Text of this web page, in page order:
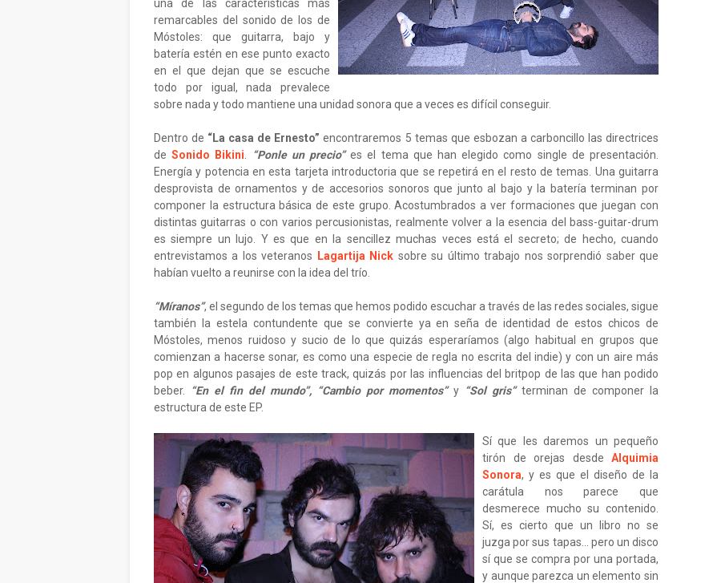
una de las características más
remarcables del sonido de los de
Móstoles: que guitarra, bajo y
batería estén en ese punto exacto
en el que dejan que se escuche
todo por igual, nada prevalece
sobre nada y todo mantiene una unidad sonora que a veces es difícil conseguir.
Dentro de “La casa de Ernesto” encontraremos 5 temas que esbozan a carboncillo las directrices
deSonido Bikini “Ponle un precio”es el tema que han elegido como single de presentación.
Energía y potencia en esta tarjeta introductoria que se repetirá en el resto de temas. Una guitarra
desprovista de ornamentos y de accesorios sonoros que junto al bajo y la batería terminan por
componer la estructura básica de este grupo. Acostumbrados a ver formaciones que juegan con
distintas guitarras o con varios percusionistas, realmente volver a la esencia del bass-guitar-drum
es siempre un lujo. Y es que en la sencillez muchas veces está el secreto; de hecho, cuando
entrevistamos a los veteranos
Lagartija Nick sobre su último trabajo nos sorprendió saber que
habían vuelto a reunirse con la idea del trío.
“Míranos”, el segundo de los temas que hemos podido escuchar a través de las redes sociales, sigue
también la estela contundente que se convierte ya en seña de identidad de estos chicos de
Móstoles, menos ruidoso y sucio de lo que quizás esperaríamos (algo habitual en grupos que
comienzan a hacerse sonar, es como una especie de regla no escrita del indie) y con un aire más
pop en algunos pasajes de este track, quizás por las influencias del britpop de las que han podido
beber.
“En el fin del mundo”, “Cambio por momentos”y “Sol gris”terminan de componer la
estructura de este EP.
Sí que les daremos un pequeño
tirón de orejas desde Alquimia
Sonora, y es que el diseño de la
carátula nos parece que
desmerece mucho su contenido.
Sí, es cierto que un libro no se
juzga por sus tapas... pero un disco
sí que se compra por una portada,
y aunque parezca un elemento sin